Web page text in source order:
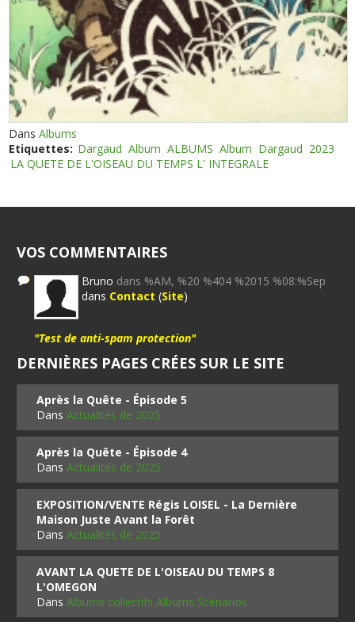
DansAlbums
Etiquettes: Dargaud Album ALBUMS Album Dargaud 2023
LA QUETE DE L'OISEAU DU TEMPS L' INTEGRALE
VOS COMMENTAIRES
Bruno dans %AM, %20 %404 %2015 %08:%Sep
dans Contact (Site)
"Test de anti-spam protection"
DERNIÈRES PAGES CRÉES SUR LE SITE
Après la Quête - Épisode 5
DansActualités de 2025
Après la Quête - Épisode 4
DansActualités de 2025
EXPOSITION/VENTE Régis LOISEL - La Dernière
Maison Juste Avant la Forêt
DansActualités de 2025
AVANT LA QUETE DE L'OISEAU DU TEMPS 8
L'OMEGON
DansAlbums collectifs Albums Scénarios